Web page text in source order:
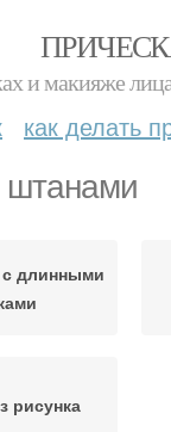
и макияже
как делать
штанами
длинными
рисунка